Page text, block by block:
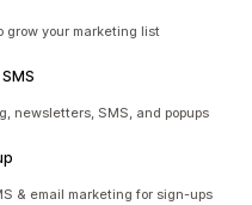
grow your marketing list
newsletters, SMS, and popups
& email marketing for sign-ups